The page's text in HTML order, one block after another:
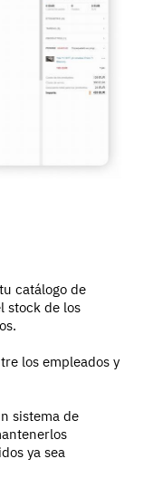
catálogo de
stock de los
los empleados y
sistema de
ya sea